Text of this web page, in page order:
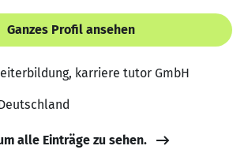
Ganzes Profil ansehen
karriere tutor GmbH
alle Einträge zu sehen.